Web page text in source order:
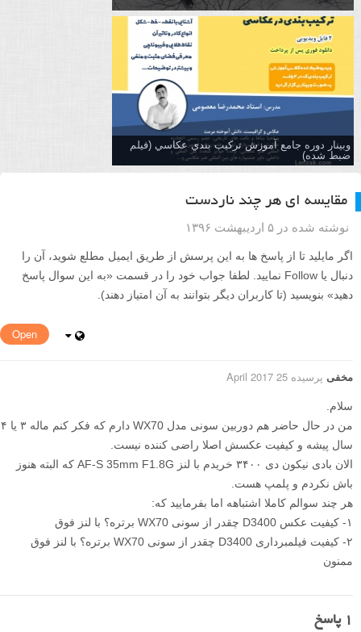
وبینار دوره جامع آموزش تركيب بندي عكاسي (فیلم
ضبط شده)
مقایسه ای هر چند ناردست
نوشته شده در ۵ اردیبهشت ۱۳۹۶
اگر مایلید تا از پاسخ ها به این پرسش از طریق ایمیل مطلع شوید، آن را
دنبال یا Follow نمایید. لطفا جواب خود را در قسمت «به این سوال پاسخ
دهید» بنویسید (تا کاربران دیگر بتوانند به آن امتیاز دهند).
Open
مخفی پرسیده 25 April 2017
سلام.
من در حال حاضر هم دوربین سونی مدل WX70 دارم که فکر کنم ماله ۳ یا ۴
سال پیشه و کیفیت عکسش اصلا راضی کننده نیست.
الان بادی نیکون دی ۳۴۰۰ خریدم با لنز AF-S 35mm F1.8G که البته هنوز
باش نکردم و پلمپ هست.
هر چند سوالم کاملا اشتباهه اما بفرمایید که:
۱- کیفیت عکس D3400 چقدر از سونی WX70 برتره؟ با لنز فوق
۲- کیفیت فیلمبرداری D3400 چقدر از سونی WX70 برتره؟ با لنز فوق
ممنون
1 پاسخ